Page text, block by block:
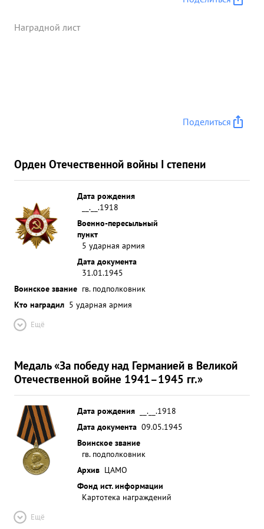
противника: Буды Гжегожевска, Фл. Марынки,
Наградной лист
Поделиться
Орден Отечественной войны I степени
Дата рождения
__.__.1918
Военно-пересыльный
пункт
5 ударная армия
Дата документа
31.01.1945
Воинское звание гв. подполковник
Кто наградил 5 ударная армия
Ещё
Медаль «За победу над Германией в Великой
Отечественной войне 1941–1945 гг.»
Дата рождения
__.__.1918
Дата документа 09.05.1945
Воинское звание
гв. подполковник
Архив ЦАМО
Фонд ист. информации
Картотека награждений
Ещё